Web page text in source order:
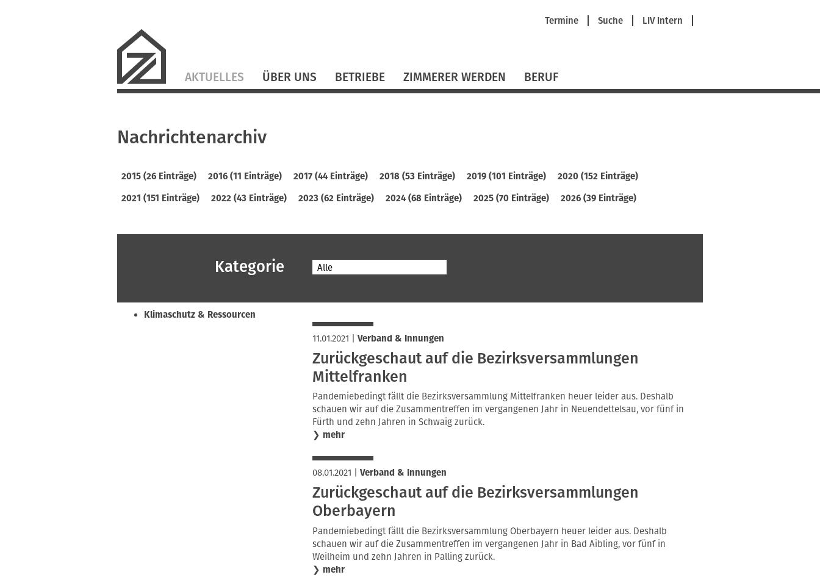
Navigation
Termine Suche LIV Intern
überspringen
AKTUELLES ÜBER UNS BETRIEBE ZIMMERER WERDEN BERUF
Nachrichtenarchiv
2015 (26 Einträge) 2016 (11 Einträge) 2017 (44 Einträge) 2018 (53 Einträge) 2019 (101 Einträge)
2020 (152 Einträge)
2021 (151 Einträge)
2022 (43 Einträge) 2023 (62 Einträge) 2024 (68 Einträge) 2025 (70 Einträge) 2026 (39 Einträge)
Kategorie Alle
Klimaschutz & Ressourcen
11.01.2021 Verband & Innungen
Zurückgeschaut auf die Bezirksversammlungen
Mittelfranken
Pandemiebedingt fällt die Bezirksversammlung Mittelfranken heuer leider aus. Deshalb
schauen wir auf die Zusammentreffen im vergangenen Jahr in Neuendettelsau, vor fünf in
Fürth und zehn Jahren in Schwaig zurück.
❯ mehr
08.01.2021 Verband & Innungen
Zurückgeschaut auf die Bezirksversammlungen
Oberbayern
Pandemiebedingt fällt die Bezirksversammlung Oberbayern heuer leider aus. Deshalb
schauen wir auf die Zusammentreffen im vergangenen Jahr in Bad Aibling, vor fünf in
Weilheim und zehn Jahren in Palling zurück.
❯ mehr